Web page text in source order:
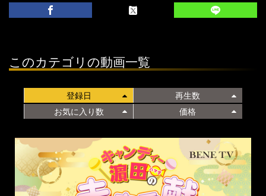
このカテゴリの動画一覧
登録日
再生数
お気に入り数
価格